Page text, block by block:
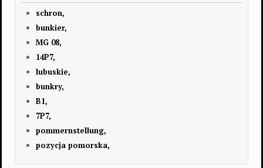
schron,
bunkier,
MG 08,
14P7,
lubuskie,
bunkry,
B1,
7P7,
pommernstellung,
pozycja pomorska,